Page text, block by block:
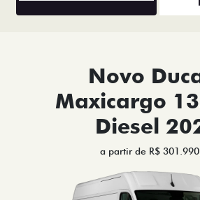
Novo
Maxicargo
Diesel
a partir de R$